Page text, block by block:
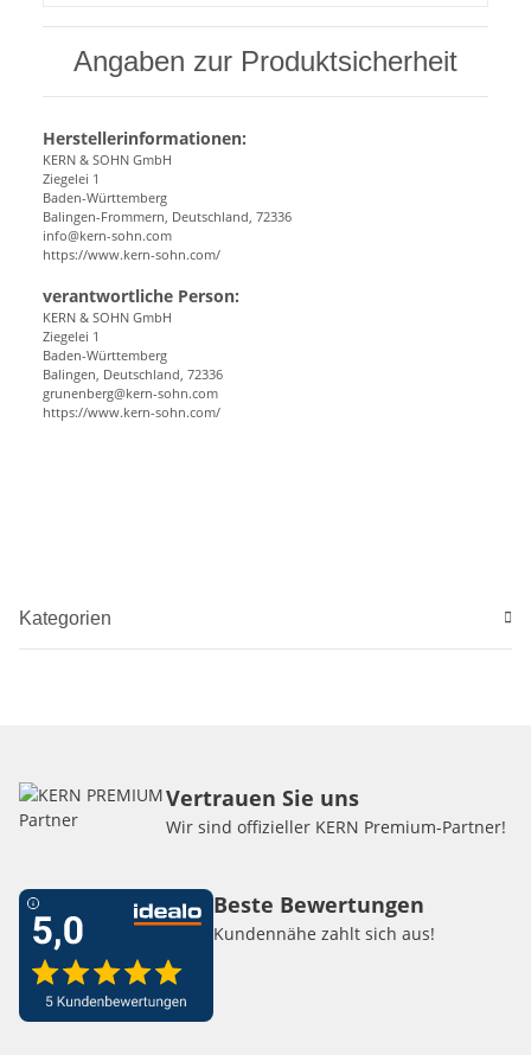
Angaben zur Produktsicherheit
Herstellerinformationen:
KERN & SOHN GmbH
Ziegelei 1
Baden-Württemberg
Balingen-Frommern, Deutschland, 72336
info@kern-sohn.com
https://www.kern-sohn.com/
verantwortliche Person:
KERN & SOHN GmbH
Ziegelei 1
Baden-Württemberg
Balingen, Deutschland, 72336
grunenberg@kern-sohn.com
https://www.kern-sohn.com/
Kategorien
Vertrauen Sie uns
Wir sind offizieller KERN Premium-Partner!
Beste Bewertungen
Kundennähe zahlt sich aus!